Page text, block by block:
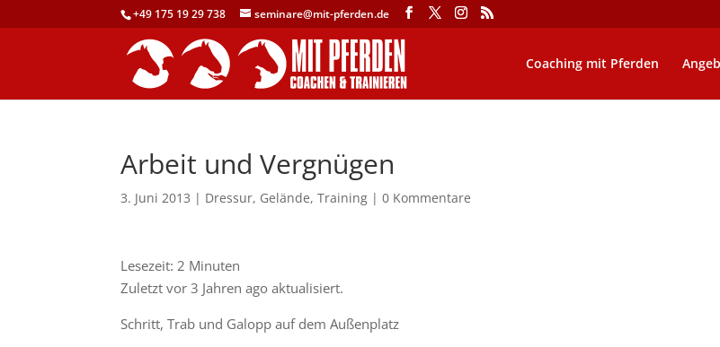
+49 175 19 29 738 seminare@mit-pferden.de
Coaching mit Pferden
Arbeit und Vergnügen
3. Juni 2013 | Dressur, Gelände,Training |0 Kommentare
Lesezeit:2 Minuten
Zuletzt vor 3 Jahren ago aktualisiert.
Schritt, Trab und Galopp auf dem Außenplatz